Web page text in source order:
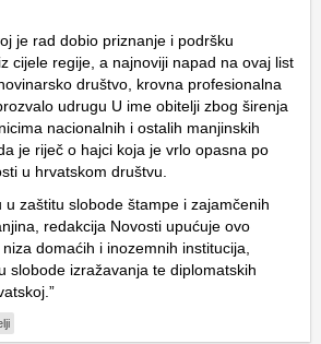
je rad dobio priznanje i podršku
cijele regije, a najnoviji napad na ovaj list
društvo, krovna profesionalna
udrugu U ime obitelji zbog širenja
nacionalnih i ostalih manjinskih
je riječ o hajci koja je vrlo opasna po
u hrvatskom društvu.
u zaštitu slobode štampe i zajamčenih
redakcija Novosti upućuje ovo
domaćih i inozemnih institucija,
slobode izražavanja te diplomatskih